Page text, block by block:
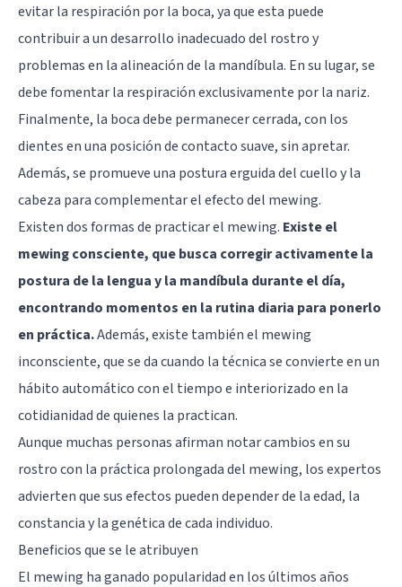
evitar la respiración por la boca, ya que esta puede
contribuir a un desarrollo inadecuado del rostro y
problemas en la alineación de la mandíbula. En su lugar, se
debe fomentar la respiración exclusivamente por la nariz.
Finalmente, la boca debe permanecer cerrada, con los
dientes en una posición de contacto suave, sin apretar.
Además, se promueve una postura erguida del cuello y la
cabeza para complementar el efecto del mewing.
Existen dos formas de practicar el mewing. Existe el
mewing consciente, que busca corregir activamente la
postura de la lengua y la mandíbula durante el día,
encontrando momentos en la rutina diaria para ponerlo
en práctica.Además, existe también el mewing
inconsciente, que se da cuando la técnica se convierte en un
hábito automático con el tiempo e interiorizado en la
cotidianidad de quienes la practican.
Aunque muchas personas afirman notar cambios en su
rostro con la práctica prolongada del mewing, los expertos
advierten que sus efectos pueden depender de la edad, la
constancia y la genética de cada individuo.
Beneficios que se le atribuyen
El mewing ha ganado popularidad en los últimos años